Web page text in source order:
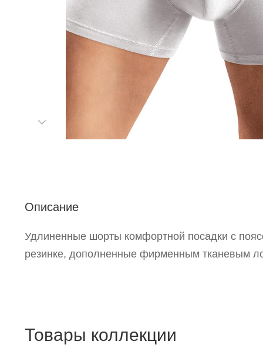
Описание
Удлиненные шорты комфортной посадки с
резинке, дополненные фирменным тканевым
Товары коллекции